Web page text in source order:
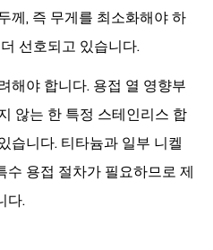
께, 즉 무게를 최소화해야 하
선호되고 있습니다.
해야 합니다. 용접 열 영향부
않는 한 특정 스테인리스 합
습니다. 티타늄과 일부 니켈
용접 절차가 필요하므로 제
다.